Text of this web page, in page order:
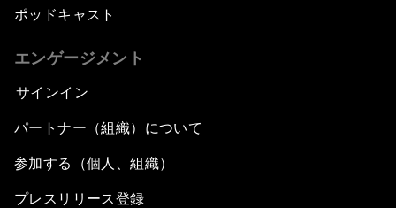
ポッドキャスト
エンゲージメント
サインイン
パートナー（組織）について
参加する（個人、組織）
プレスリリース登録